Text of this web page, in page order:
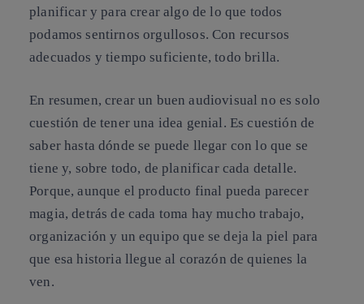
planificar y para crear algo de lo que todos
podamos sentirnos orgullosos. Con recursos
adecuados y tiempo suficiente, todo brilla.
En resumen, crear un buen audiovisual no es solo
cuestión de tener una idea genial. Es cuestión de
saber hasta dónde se puede llegar con lo que se
tiene y, sobre todo, de planificar cada detalle.
Porque, aunque el producto final pueda parecer
magia, detrás de cada toma hay mucho trabajo,
organización y un equipo que se deja la piel para
que esa historia llegue al corazón de quienes la
ven.